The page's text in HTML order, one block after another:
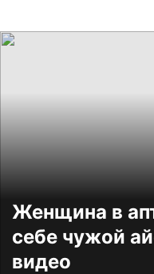
Женщина в
себе чужой
видео